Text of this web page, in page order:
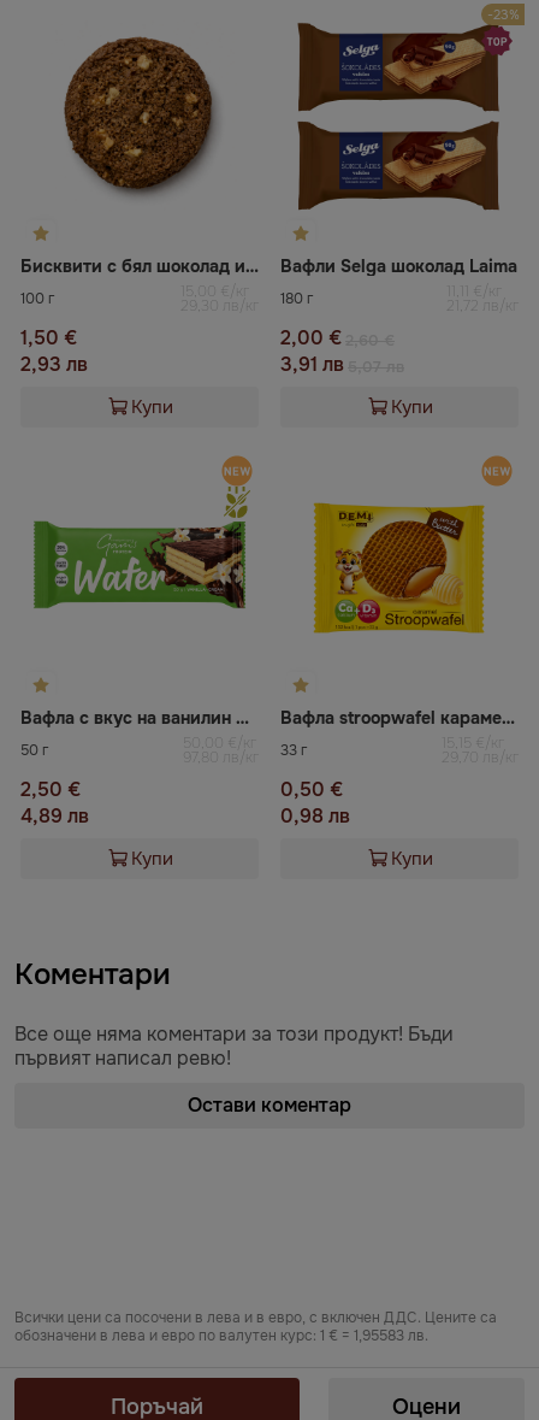
Поръчай Оцени
Бисквити с бял шоколад и макадамия
100 г 15,00 €/кг
29,30 лв/кг
1,50 €
2,93 лв
Купи
-23%
Вафли Selga шоколад Laima
180 г 11,11 €/кг
21,72 лв/кг
2,00 €
3,91 лв
Купи
Вафла с вкус на ванилин GAMS
50 г 50,00 €/кг
97,80 лв/кг
2,50 €
4,89 лв
Купи
Вафла stroopwafel карамел и масло DEMI
33 г 15,15 €/кг
29,70 лв/кг
0,50 €
0,98 лв
Купи
Коментари
Все още няма коментари за този продукт! Бъди
първият написал ревю!
Остави коментар
Всички цени са посочени в лева и в евро, с включен ДДС. Цените са
обозначени в лева и евро по валутен курс: 1 € = 1,95583 лв.
Предоставяне на информация по чл. 55б, ал. 5 от Закона за въвеждане
на еврото в Република България от „БЕРЬОЗКА БЪЛГАРИЯ“ ЕООД от